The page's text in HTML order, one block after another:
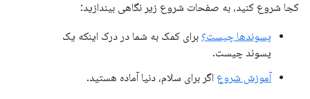
کجا شروع کنید، به صفحات شروع زیر نگاهی بیندازید:
پسوندها چیست؟ برای کمک به شما در درک اینکه یک
پسوند چیست.
آموزش شروع اگر برای سلام، دنیا آماده هستید.